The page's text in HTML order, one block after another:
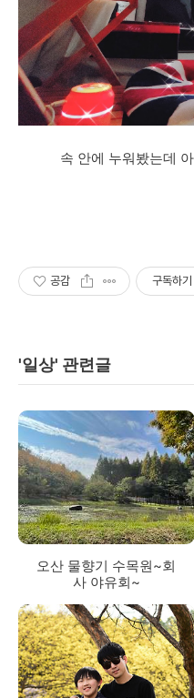
속 안에 누워봤는데
공감 구독하기
'일상' 관련글
오산 물향기 수목원~회
사 야유회~